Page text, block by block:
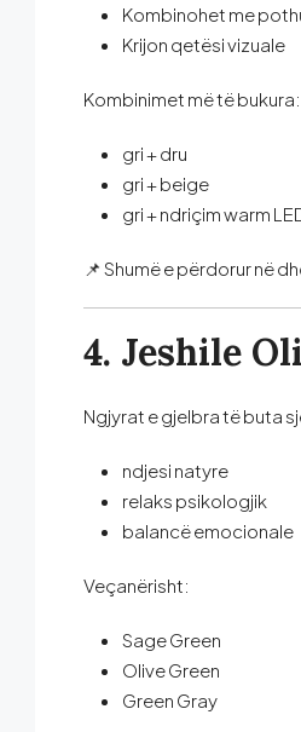
Kombinohet me
Krijon qetësi vizuale
Kombinimet më të bukura:
gri + dru
gri + beige
gri + ndriçim warm
📌 Shumë e përdorur në
4. Jeshile
Ngjyrat e gjelbra të buta
ndjesi natyre
relaks psikologjik
balancë emocionale
Veçanërisht:
Sage Green
Olive Green
Green Gray